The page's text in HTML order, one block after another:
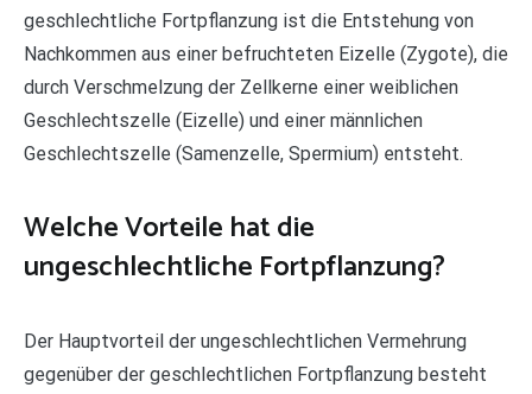
geschlechtliche Fortpflanzung ist die Entstehung von
Nachkommen aus einer befruchteten Eizelle (Zygote), die
durch Verschmelzung der Zellkerne einer weiblichen
Geschlechtszelle (Eizelle) und einer männlichen
Geschlechtszelle (Samenzelle, Spermium) entsteht.
Welche Vorteile hat die
ungeschlechtliche Fortpflanzung?
Der Hauptvorteil der ungeschlechtlichen Vermehrung
gegenüber der geschlechtlichen Fortpflanzung besteht